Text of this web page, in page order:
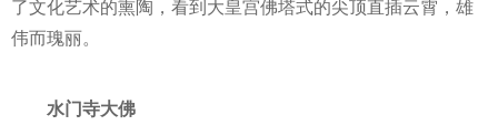
了文化艺术的熏陶，看到大皇宫佛塔式的尖顶直插云霄，雄
伟而瑰丽。
水门寺大佛